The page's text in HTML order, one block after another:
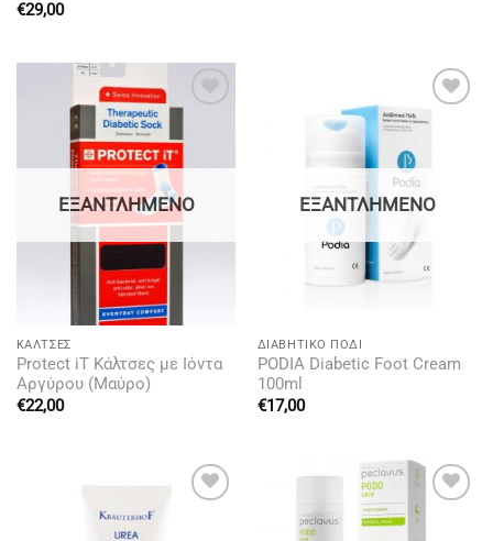
€29,00
wishlist
ΕΞΑΝΤΛΗΜΈΝΟ
KΆΛΤΣΕΣ
Protect iT Κάλτσες με Ιόντα
Αργύρου (Μαύρο)
€22,00
Add to
ΕΞΑΝΤΛΗΜΈΝΟ
ΔΙΑΒΗΤΙΚΌ ΠΌΔΙ
PODIA Diabetic Foot Cream
100ml
€17,00